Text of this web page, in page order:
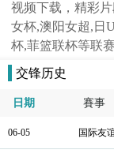
视频下载，精彩
女杯,澳阳女超,日
杯,菲篮联杯等联赛
交锋历史
日期 賽事
06-05 国际友